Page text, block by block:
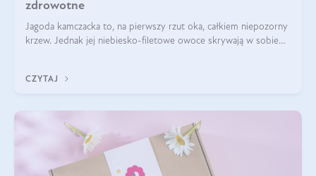
zdrowotne
Jagoda kamczacka to, na pierwszy rzut oka, całkiem niepozorny
krzew. Jednak jej niebiesko-filetowe owoce skrywają w sobie
CZYTAJ